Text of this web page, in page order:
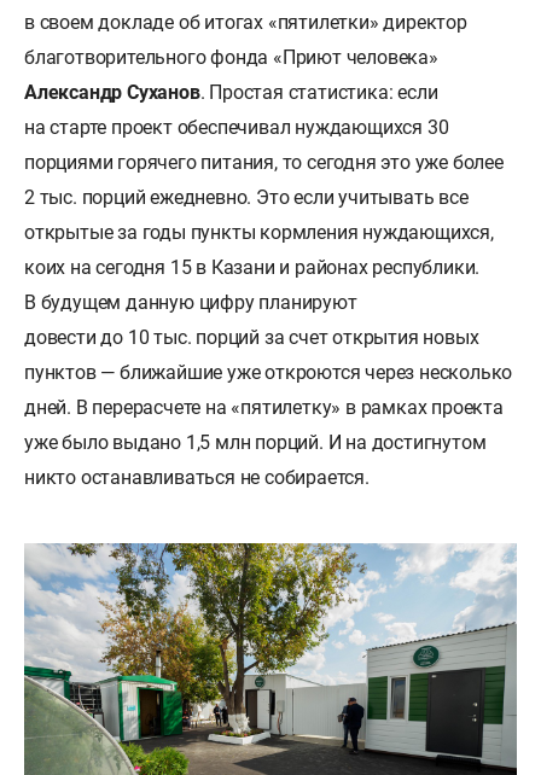
в своем докладе об итогах «пятилетки» директор
благотворительного фонда «Приют человека»
Александр Суханов. Простая статистика: если
на старте проект обеспечивал нуждающихся 30
порциями горячего питания, то сегодня это уже более
2 тыс. порций ежедневно. Это если учитывать все
открытые за годы пункты кормления нуждающихся,
коих на сегодня 15 в Казани и районах республики.
В будущем данную цифру планируют
довести до 10 тыс. порций за счет открытия новых
пунктов — ближайшие уже откроются через несколько
дней. В перерасчете на «пятилетку» в рамках проекта
уже было выдано 1,5 млн порций. И на достигнутом
никто останавливаться не собирается.